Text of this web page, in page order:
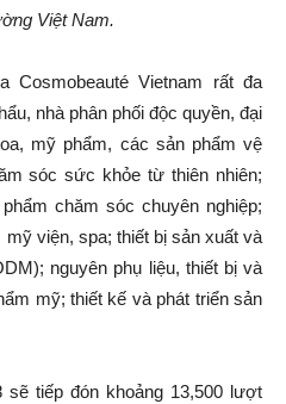
Việt Nam.
Cosmobeauté Vietnam rất đa
nhà phân phối độc quyền, đại
mỹ phẩm, các sản phẩm vệ
sóc sức khỏe từ thiên nhiên;
chăm sóc chuyên nghiệp;
viện, spa; thiết bị sản xuất và
nguyên phụ liệu, thiết bị và
mỹ; thiết kế và phát triển sản
sẽ tiếp đón khoảng 13,500 lượt